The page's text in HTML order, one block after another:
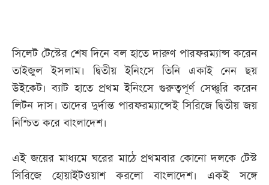
সিলেট টেস্টের শেষ দিনে বল হাতে দারুণ পারফরম্যান্স করেন
তাইজুল ইসলাম। দ্বিতীয় ইনিংসে তিনি একাই নেন ছয়
উইকেট। ব্যাট হাতে প্রথম ইনিংসে গুরুত্বপূর্ণ সেঞ্চুরি করেন
লিটন দাস। তাদের দুর্দান্ত পারফরম্যান্সেই সিরিজে দ্বিতীয় জয়
নিশ্চিত করে বাংলাদেশ।
এই জয়ের মাধ্যমে ঘরের মাঠে প্রথমবার কোনো দলকে টেস্ট
সিরিজে হোয়াইটওয়াশ করলো বাংলাদেশ। একই সঙ্গে